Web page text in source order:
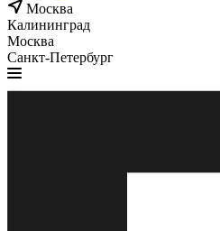
Москва
Калининград
Москва
Санкт-Петербург